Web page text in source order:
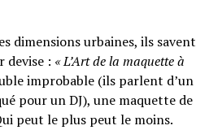
dimensions urbaines, ils savent
devise : « L’Art de la maquette à
improbable (ils parlent d’un
pour un DJ), une maquette de
peut le plus peut le moins.